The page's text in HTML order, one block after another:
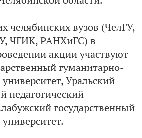
челябинских вузов (ЧелГУ,
ЧГИК, РАНХиГС) в
акции участвуют
гуманитарно-
Уральский
педагогический
государственный